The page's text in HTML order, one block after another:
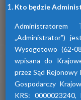
urządzeń.
Kto będzie
Administratorem
„Administrator”)
Wysogotowo (62-
wpisana do
przez Sąd Rejonowy
Gospodarczy
KRS: